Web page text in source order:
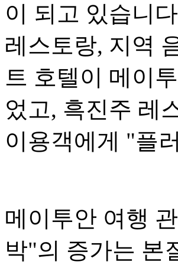
이 되고 있습니
레스토랑, 지역
트 호텔이 메이
었고, 흑진주 레
이용객에게 "플
메이투안 여행
박"의 증가는 본